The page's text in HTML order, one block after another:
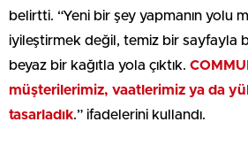
belirtti. “Yeni bir şey yapmanın yolu
iyileştirmek değil, temiz bir sayfayla
beyaz bir kağıtla yola çıktık.
müşterilerimiz, vaatlerimiz ya da
tasarladık.” ifadelerini kullandı.